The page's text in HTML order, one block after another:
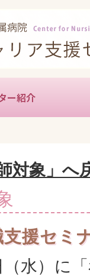
ー紹介
対象」へ
援セミ
水）に